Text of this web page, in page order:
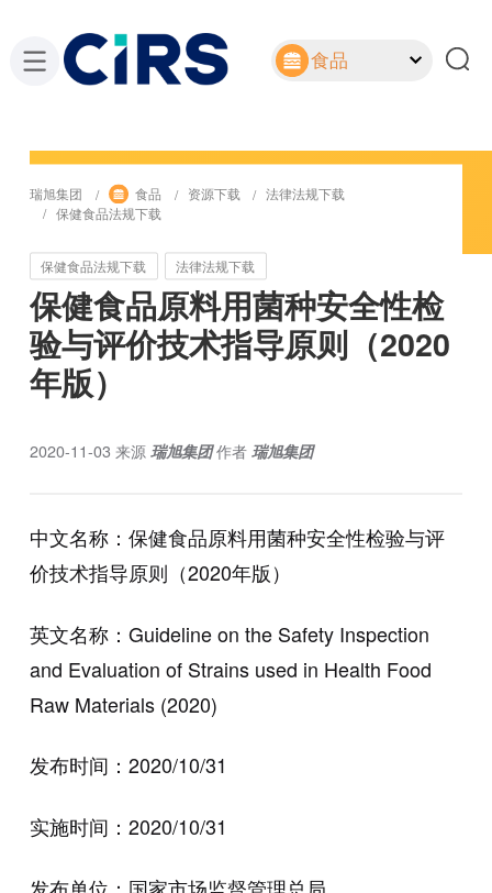
食品
瑞旭集团 食品 资源下载
法律法规下载
保健食品法规下载
保健食品法规下载 法律法规下载
保健食品原料用菌种安全性检
验与评价技术指导原则（2020
年版）
2020-11-03 来源 瑞旭集团 作者 瑞旭集团
中文名称：保健食品原料用菌种安全性检验与评
价技术指导原则（2020年版）
英文名称：Guideline on the Safety Inspection
and Evaluation of Strains used in Health Food
Raw Materials (2020)
发布时间： 2020/10/31
实施时间： 2020/10/31